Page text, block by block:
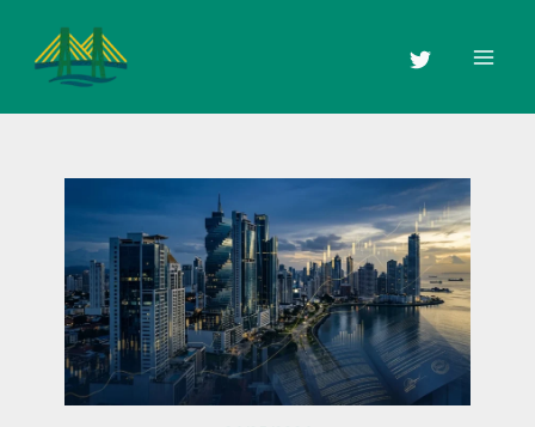
contenido